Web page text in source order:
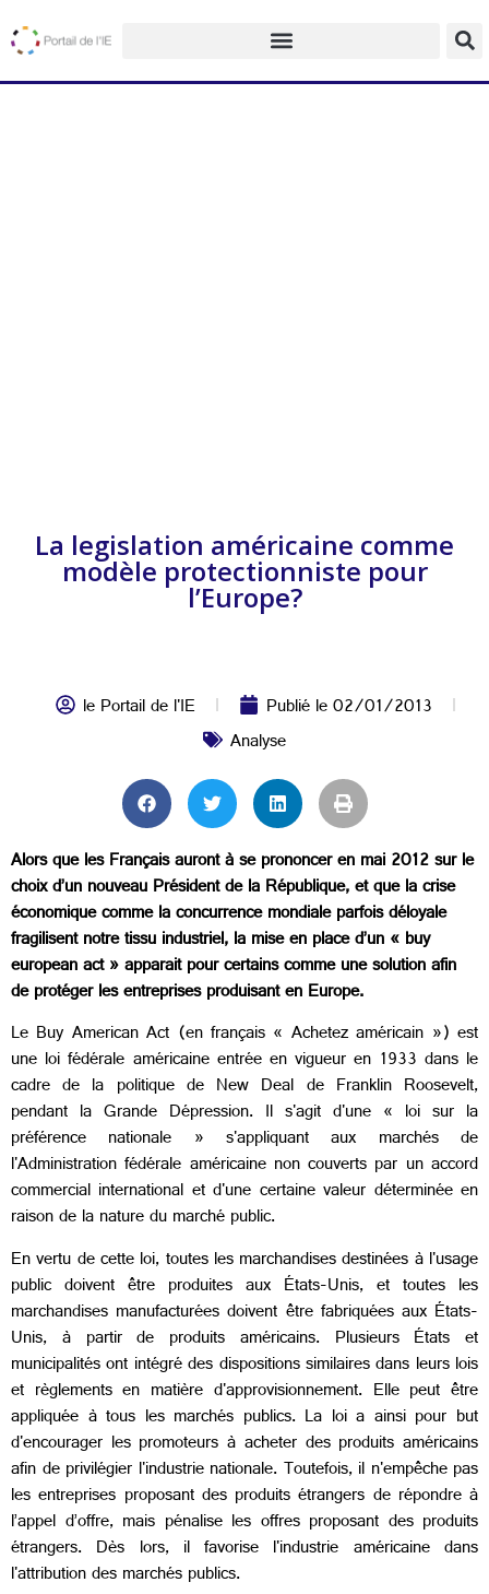
La legislation américaine comme
modèle protectionniste pour
l’Europe?
le Portail de l'IE Publié le02/01/2013
Analyse
Alors que les Français auront à se prononcer en mai 2012 sur le
choix d’un nouveau Président de la République, et que la crise
économique comme la concurrence mondiale parfois déloyale
fragilisent notre tissu industriel, la mise en place d’un « buy
european act » apparait pour certains comme une solution afin
de protéger les entreprises produisant en Europe.
Le Buy American Act (en français « Achetez américain ») est
une loi fédérale américaine entrée en vigueur en 1933 dans le
cadre de la politique de New Deal de Franklin Roosevelt,
pendant la Grande Dépression. Il s'agit d'une « loi sur la
préférence nationale » s'appliquant aux marchés de
l'Administration fédérale américaine non couverts par un accord
commercial international et d'une certaine valeur déterminée en
raison de la nature du marché public.
En vertu de cette loi, toutes les marchandises destinées à l'usage
public doivent être produites aux États-Unis, et toutes les
marchandises manufacturées doivent être fabriquées aux États-
Unis, à partir de produits américains. Plusieurs États et
municipalités ont intégré des dispositions similaires dans leurs lois
et règlements en matière d'approvisionnement. Elle peut être
appliquée à tous les marchés publics. La loi a ainsi pour but
d'encourager les promoteurs à acheter des produits américains
afin de privilégier l'industrie nationale. Toutefois, il n'empêche pas
les entreprises proposant des produits étrangers de répondre à
l’appel d’offre, mais pénalise les offres proposant des produits
étrangers. Dès lors, il favorise l'industrie américaine dans
l'attribution des marchés publics.